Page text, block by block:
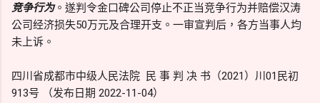
竞争行为。遂判令金口碑公司停止不正当竞争行为并赔偿汉涛
公司经济损失50万元及合理开支。一审宣判后，各方当事人均
未上诉。
四川省成都市中级人民法院 民 事 判 决 书（2021）川01民初
913号 （发布日期 2022-11-04）